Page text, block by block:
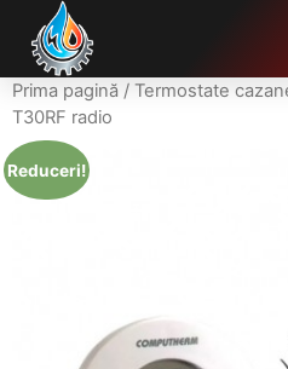
Prima pagină / Termostate
T30RF radio
Reduceri!